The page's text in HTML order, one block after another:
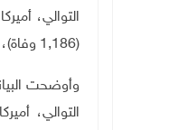
(1,186 وفاة)، وبريطانيا (830 وفاة)، وإيطاليا (649 وفاة)، والمكسيك (544 وفاة).
وأوضحت